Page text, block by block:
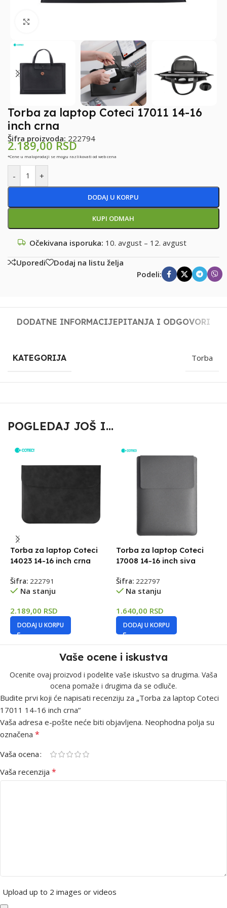
Torba za laptop Coteci 17011 14-16
inch crna
Šifra proizvoda: 222794
2.189,00RSD
*Cene u maloprodaji se mogu razlikovati od web cena
- +
DODAJ U KORPU
KUPI ODMAH
Očekivana isporuka: 10. avgust – 12. avgust
Uporedi
Dodaj na listu želja
Podeli:
DODATNE INFORMACIJEPITANJA I ODGOVORI
KATEGORIJA Torba
POGLEDAJ JOŠ I...
Torba za laptop Coteci
14023 14-16 inch crna
Šifra: 222791
Na stanju
2.189,00 RSD
DODAJ U KORPU
Torba za laptop Coteci
17008 14-16 inch siva
Šifra: 222797
Na stanju
1.640,00 RSD
DODAJ U KORPU
Vaše ocene i iskustva
Ocenite ovaj proizvod i podelite vaše iskustvo sa drugima. Vaša
ocena pomaže i drugima da se odluče.
Budite prvi koji će napisati recenziju za „Torba za laptop Coteci
17011 14-16 inch crna“
Vaša adresa e-pošte neće biti objavljena. Neophodna polja su
označena *
Vaša ocena
Vaša recenzija *
Upload up to 2 images or videos